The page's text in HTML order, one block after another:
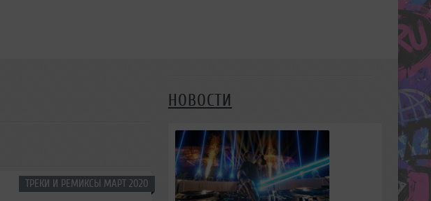
ТРЕКИ И РЕМИКСЫ МАРТ 2020
НОВОСТИ